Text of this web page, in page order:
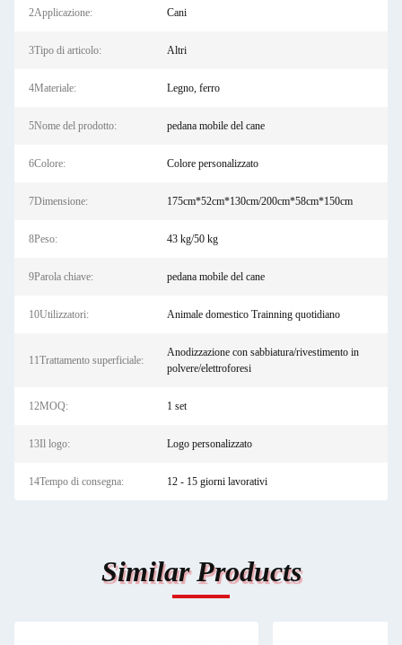
2Applicazione: Cani
3Tipo di articolo: Altri
4Materiale: Legno, ferro
5Nome del prodotto: pedana mobile del cane
6Colore: Colore personalizzato
7Dimensione: 175cm*52cm*130cm/200cm*58cm*150cm
8Peso: 43 kg/50 kg
9Parola chiave: pedana mobile del cane
10Utilizzatori: Animale domestico Trainning quotidiano
11Trattamento superficiale:
Anodizzazione con sabbiatura/rivestimento in
polvere/elettroforesi
12MOQ: 1 set
13Il logo: Logo personalizzato
14Tempo di consegna: 12 - 15 giorni lavorativi
Similar Products